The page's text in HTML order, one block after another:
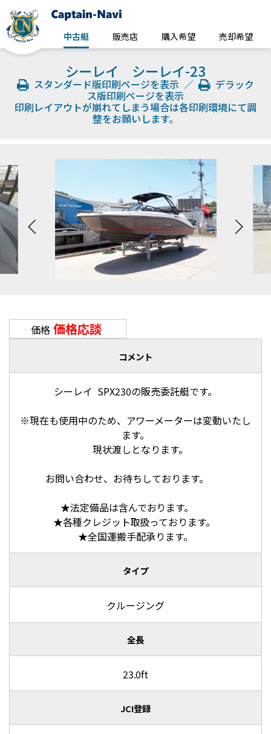
中古艇 販売店 購入希望 売却希望
シーレイ シーレイ-23
スタンダード版印刷ページを表示 ／
デラック
ス版印刷ページを表示
印刷レイアウトが崩れてしまう場合は各印刷環境にて調
整をお願いします。
価格 価格応談
コメント
シーレイ SPX230の販売委託艇です。
※現在も使用中のため、アワーメーターは変動いたし
ます。
現状渡しとなります。
お問い合わせ、お待ちしております。
★法定備品は含んでおります。
★各種クレジット取扱っております。
★全国運搬手配承ります。
タイプ
クルージング
全長
23.0ft
JCI登録